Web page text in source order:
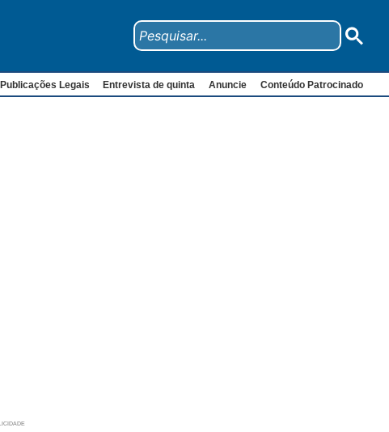
Publicações Legais Entrevista de quinta Anuncie Conteúdo Patrocinado